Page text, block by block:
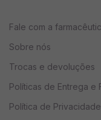
preferencialmente
orientação de um
Fale com a
Sobre nós
Trocas e devoluções
Políticas de Entrega e
Política de Privacidade